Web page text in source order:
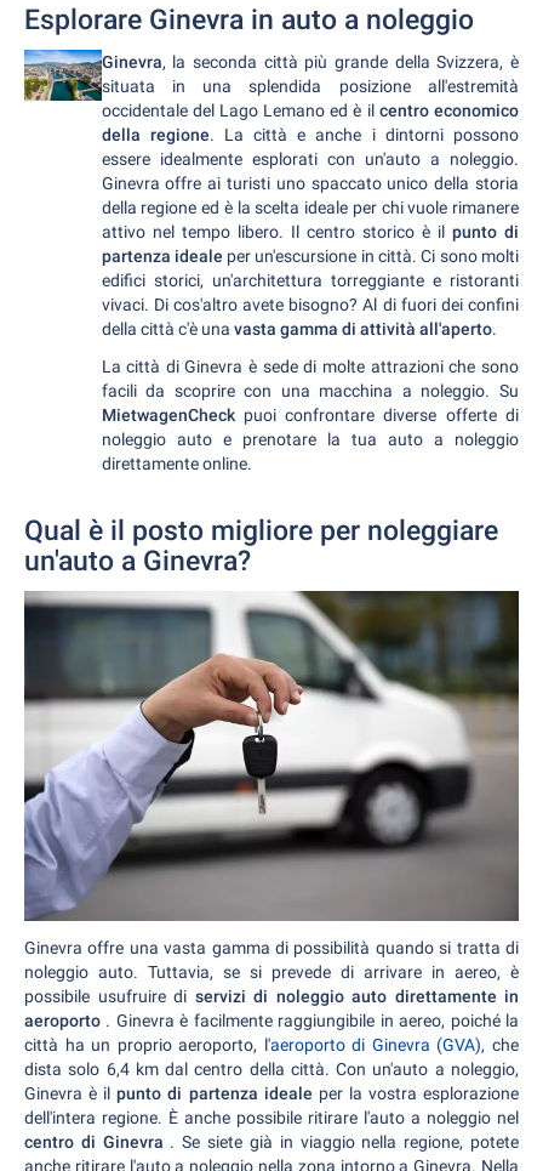
Esplorare Ginevra in auto a noleggio
Ginevra, la seconda città più grande della Svizzera, è
situata in una splendida posizione all'estremità
occidentale del Lago Lemano ed è il centro economico
della regione. La città e anche i dintorni possono
essere idealmente esplorati con un'auto a noleggio.
Ginevra offre ai turisti uno spaccato unico della storia
della regione ed è la scelta ideale per chi vuole rimanere
attivo nel tempo libero. Il centro storico è il punto di
partenza ideale per un'escursione in città. Ci sono molti
edifici storici, un'architettura torreggiante e ristoranti
vivaci. Di cos'altro avete bisogno? Al di fuori dei confini
della città c'è una vasta gamma di attività all'aperto.
La città di Ginevra è sede di molte attrazioni che sono
facili da scoprire con una macchina a noleggio. Su
MietwagenCheck puoi confrontare diverse offerte di
noleggio auto e prenotare la tua auto a noleggio
direttamente online.
Qual è il posto migliore per noleggiare
un'auto a Ginevra?
Ginevra offre una vasta gamma di possibilità quando si tratta di
noleggio auto. Tuttavia, se si prevede di arrivare in aereo, è
possibile usufruire di servizi di noleggio auto direttamente in
aeroporto . Ginevra è facilmente raggiungibile in aereo, poiché la
città ha un proprio aeroporto, l'aeroporto di Ginevra (GVA), che
dista solo 6,4 km dal centro della città. Con un'auto a noleggio,
Ginevra è ilpunto di partenza ideale per la vostra esplorazione
dell'intera regione. È anche possibile ritirare l'auto a noleggio nel
centro di Ginevra . Se siete già in viaggio nella regione, potete
anche ritirare l'auto a noleggio nella zona intorno a Ginevra. Nella